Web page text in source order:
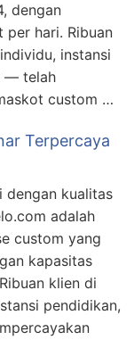
dengan
hari. Ribuan
instansi
— telah
custom …
Terpercaya
dengan kualitas
adalah
custom yang
kapasitas
klien di
pendidikan,